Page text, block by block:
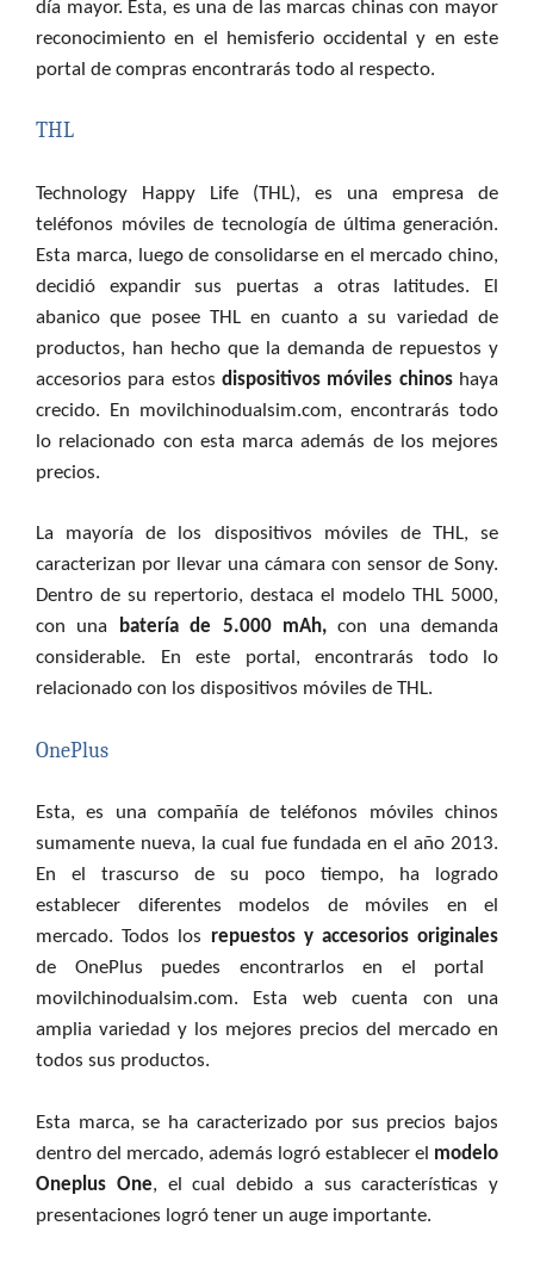
día mayor. Esta, es una de las marcas chinas con mayor
reconocimiento en el hemisferio occidental y en este
portal de compras encontrarás todo al respecto.
THL
Technology Happy Life (THL), es una empresa de
teléfonos móviles de tecnología de última generación.
Esta marca, luego de consolidarse en el mercado chino,
decidió expandir sus puertas a otras latitudes. El
abanico que posee THL en cuanto a su variedad de
productos, han hecho que la demanda de repuestos y
accesorios para estos dispositivos móviles chinoshaya
crecido. En movilchinodualsim.com, encontrarás todo
lo relacionado con esta marca además de los mejores
precios.
La mayoría de los dispositivos móviles de THL, se
caracterizan por llevar una cámara con sensor de Sony.
Dentro de su repertorio, destaca el modelo THL 5000,
con una
batería de 5.000 mAh,con una demanda
considerable. En este portal, encontrarás todo lo
relacionado con los dispositivos móviles de THL.
OnePlus
Esta, es una compañía de teléfonos móviles chinos
sumamente nueva, la cual fue fundada en el año 2013.
En el trascurso de su poco tiempo, ha logrado
establecer diferentes modelos de móviles en el
mercado. Todos los repuestos y accesorios originales
de OnePlus puedes encontrarlos en el portal
movilchinodualsim.com. Esta web cuenta con una
amplia variedad y los mejores precios del mercado en
todos sus productos.
Esta marca, se ha caracterizado por sus precios bajos
dentro del mercado, además logró establecer el modelo
Oneplus One, el cual debido a sus características y
presentaciones logró tener un auge importante.